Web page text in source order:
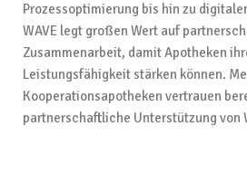
Prozessoptimierung bis hin zu
WAVE legt großen Wert auf
Zusammenarbeit, damit Apotheken
Leistungsfähigkeit stärken können.
Kooperationsapotheken vertrauen
partnerschaftliche Unterstützung von